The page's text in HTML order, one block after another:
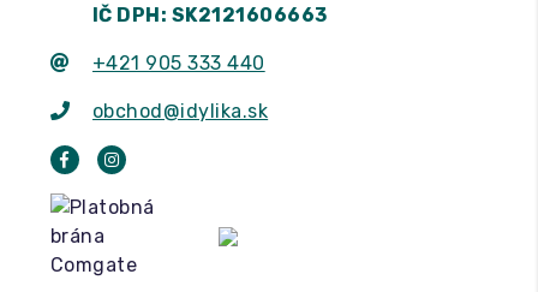
IČ DPH: SK2121606663
+421 905 333 440
obchod@idylika.sk